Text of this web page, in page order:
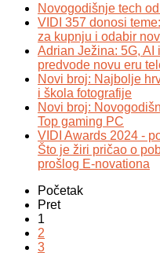
Novogodišnje tech
VIDI 357 donosi
za kupnju i odabir
Adrian Ježina: 5G, AI
predvode novu eru
Novi broj: Najbolje
i škola fotografije
Novi broj:
Top gaming PC
VIDI Awards 2024 -
Što je žiri pričao o
prošlog E-novationa
Početak
Pret
1
2
3